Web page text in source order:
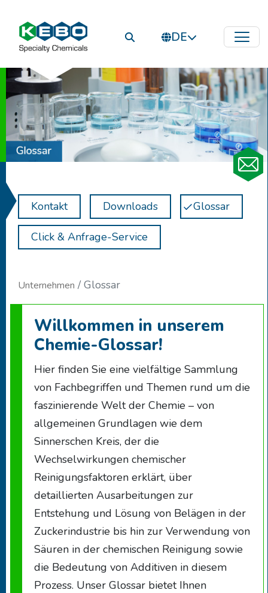
DE
Kontakt Downloads Glossar
Click & Anfrage-Service
Unternehmen Glossar
Willkommen in unserem
Chemie-Glossar!
Hier finden Sie eine vielfältige Sammlung
von Fachbegriffen und Themen rund um die
faszinierende Welt der Chemie – von
allgemeinen Grundlagen wie dem
Sinnerschen Kreis, der die
Wechselwirkungen chemischer
Reinigungsfaktoren erklärt, über
detaillierten Ausarbeitungen zur
Entstehung und Lösung von Belägen in der
Zuckerindustrie bis hin zur Verwendung von
Säuren in der chemischen Reinigung sowie
die Bedeutung von Additiven in diesem
Prozess. Unser Glossar bietet Ihnen